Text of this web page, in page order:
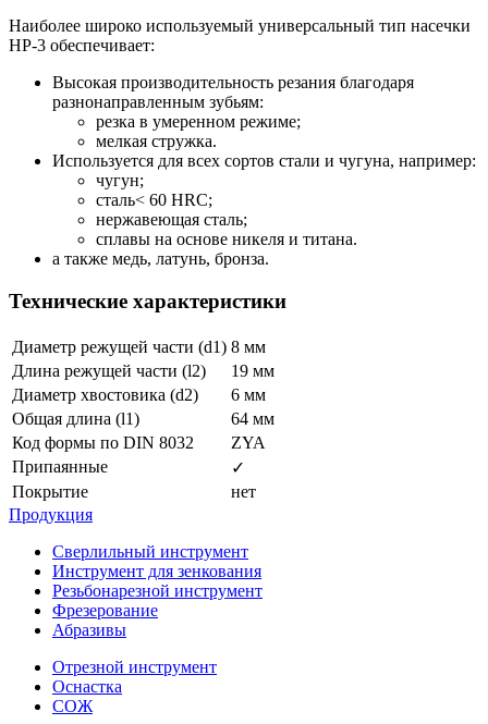
Наиболее широко используемый универсальный тип насечки
HP-3 обеспечивает:
Высокая производительность резания благодаря
разнонаправленным зубьям:
резка в умеренном режиме;
мелкая стружка.
Используется для всех сортов стали и чугуна, например:
чугун;
сталь< 60 HRC;
нержавеющая сталь;
сплавы на основе никеля и титана.
а также медь, латунь, бронза.
Технические характеристики
Диаметр режущей части (d1) 8 мм
Длина режущей части (l2)
19 мм
Диаметр хвостовика (d2)
6 мм
Общая длина (l1)
64 мм
Код формы по DIN 8032
ZYA
Припаянные
✓
Покрытие
нет
Продукция
Сверлильный инструмент
Инструмент для зенкования
Резьбонарезной инструмент
Фрезерование
Абразивы
Отрезной инструмент
Оснастка
СОЖ